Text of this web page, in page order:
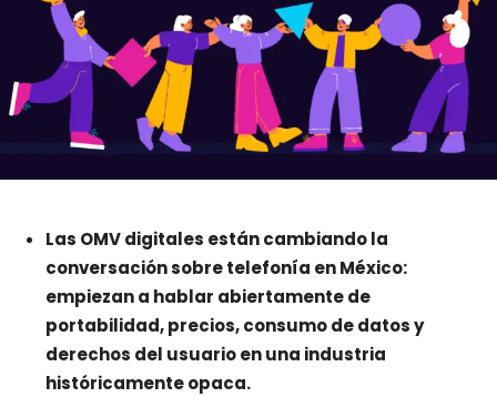
Las OMV digitales están cambiando la
conversación sobre telefonía en México:
empiezan a hablar abiertamente de
portabilidad, precios, consumo de datos y
derechos del usuario en una industria
históricamente opaca.